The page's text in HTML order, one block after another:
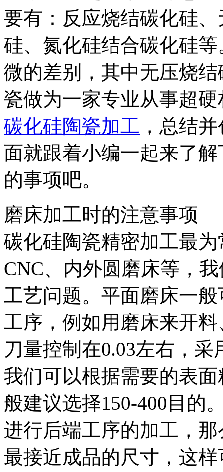
要有：反应烧结碳化硅
硅、氮化硅结合碳化硅
微的差别，其中无压烧
瓷做为一家专业从事超
碳化硅陶瓷加工 ，总结
面就跟着小编一起来了解
的事项吧。
磨床加工时的注意事项
碳化硅陶瓷精密加工最
CNC、内外圆磨床等，
工艺问题。平面磨床一
工序，例如用磨床来开
刀量控制在0.03左右，
我们可以根据需要的表
般建议选择150-400目的
进行后端工序的加工，
最接近成品的尺寸，这